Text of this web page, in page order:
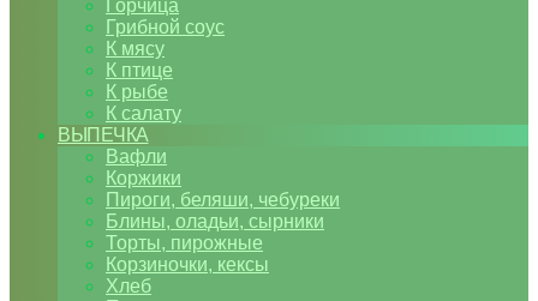
Горчица
Грибной соус
К мясу
К птице
К рыбе
К салату
ВЫПЕЧКА
Вафли
Коржики
Пироги, беляши, чебуреки
Блины, оладьи, сырники
Торты, пирожные
Корзиночки, кексы
Хлеб